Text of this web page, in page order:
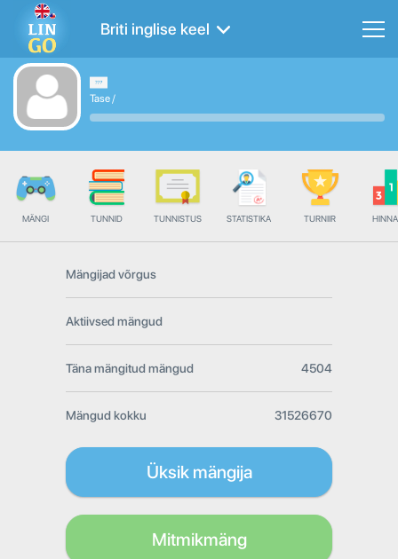
Briti inglise keel
Tase/
MÄNGI TUNNID TUNNISTUS STATISTIKA TURNIIR
Mängijad võrgus
Aktiivsed mängud
Täna mängitud mängud 4504
Mängud kokku 31526670
Üksik mängija
Mitmikmäng